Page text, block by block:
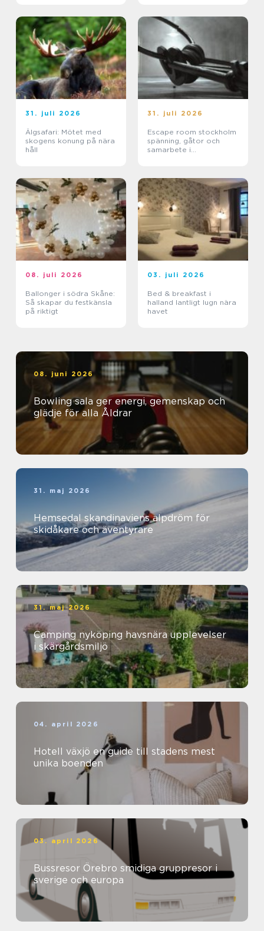
31. juli 2026
Älgsafari: Mötet med
skogens konung på nära
håll
31. juli 2026
Escape room stockholm
spänning, gåtor och
samarbete i
08. juli 2026
Ballonger i södra Skåne:
Så skapar du festkänsla
på riktigt
03. juli 2026
Bed & breakfast i
halland lantligt lugn nära
havet
08. juni 2026
Bowling sala ger energi, gemenskap och
glädje för alla Åldrar
31. maj 2026
Hemsedal skandinaviens alpdröm för
skidåkare och äventyrare
31. maj 2026
Camping nyköping havsnära upplevelser
i skärgårdsmiljö
04. april 2026
Hotell växjö en guide till stadens mest
unika boenden
03. april 2026
Bussresor Örebro smidiga gruppresor i
sverige och europa